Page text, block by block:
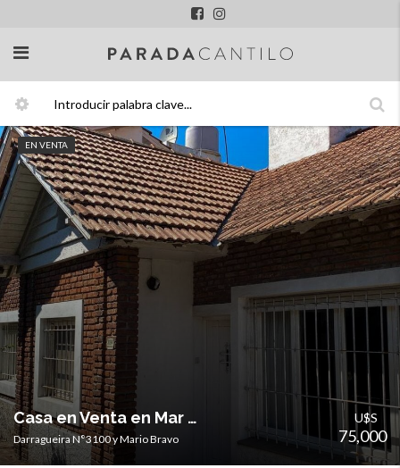
EN VENTA
Casa en Venta en Mar del Plata
Darragueira N°3100 y Mario Bravo
U$S
75,000